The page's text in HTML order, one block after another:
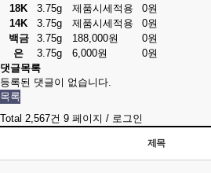
18K
3.75g 제품시세적용 0원
14K
3.75g 제품시세적용 0원
백금
3.75g 188,000원 0원
은
3.75g 6,000원 0원
댓글목록
등록된 댓글이 없습니다.
목록
Total 2,567건 9 페이지 / 로그인
제목